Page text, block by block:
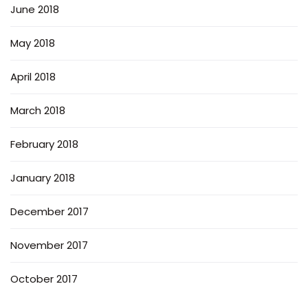
June 2018
May 2018
April 2018
March 2018
February 2018
January 2018
December 2017
November 2017
October 2017